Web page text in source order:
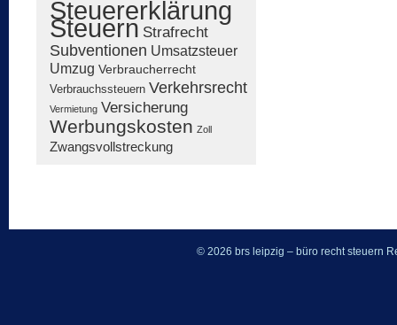
Steuererklärung
Steuern Strafrecht
Subventionen Umsatzsteuer
Umzug Verbraucherrecht
Verbrauchssteuern Verkehrsrecht
Vermietung Versicherung
Werbungskosten Zoll
Zwangsvollstreckung
© 2026 brs leipzig – büro recht steuern